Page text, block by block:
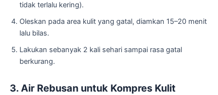
tidak terlalu kering).
Oleskan pada area kulit yang gatal, diamkan 15–20 menit
lalu bilas.
Lakukan sebanyak 2 kali sehari sampai rasa gatal
berkurang.
3. Air Rebusan untuk Kompres Kulit